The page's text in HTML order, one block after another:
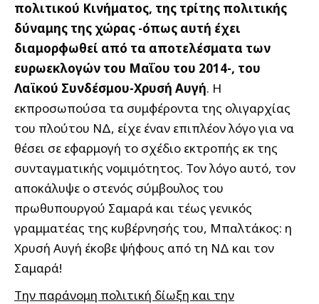
πολιτικού Κινήματος, της τρίτης πολιτικής
δύναμης της χώρας -όπως αυτή έχει
διαμορφωθεί από τα αποτελέσματα των
ευρωεκλογών του Μαΐου του 2014-, του
Λαϊκού Συνδέσμου-Χρυσή Αυγή. Η
εκπροσωπούσα τα συμφέροντα της ολιγαρχίας
του πλούτου ΝΔ, είχε έναν επιπλέον λόγο για να
θέσει σε εφαρμογή το σχέδιο εκτροπής εκ της
συνταγματικής νομιμότητος. Τον λόγο αυτό, τον
αποκάλυψε ο στενός σύμβουλος του
πρωθυπουργού Σαμαρά και τέως γενικός
γραμματέας της κυβέρνησής του, Μπαλτάκος: η
Χρυσή Αυγή έκοβε ψήφους από τη ΝΔ και τον
Σαμαρά!
Την παράνομη πολιτική δίωξη και την